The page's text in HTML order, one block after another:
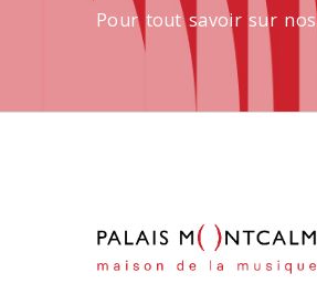
Pour tout savoir sur